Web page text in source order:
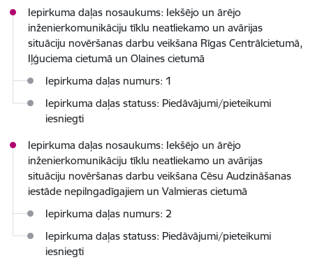
Iepirkuma daļas nosaukums: Iekšējo un ārējo
inženierkomunikāciju tīklu neatliekamo un avārijas
situāciju novēršanas darbu veikšana Rīgas Centrālcietumā,
Iļģuciema cietumā un Olaines cietumā
Iepirkuma daļas numurs: 1
Iepirkuma daļas statuss: Piedāvājumi/pieteikumi
iesniegti
Iepirkuma daļas nosaukums: Iekšējo un ārējo
inženierkomunikāciju tīklu neatliekamo un avārijas
situāciju novēršanas darbu veikšana Cēsu Audzināšanas
iestāde nepilngadīgajiem un Valmieras cietumā
Iepirkuma daļas numurs: 2
Iepirkuma daļas statuss: Piedāvājumi/pieteikumi
iesniegti